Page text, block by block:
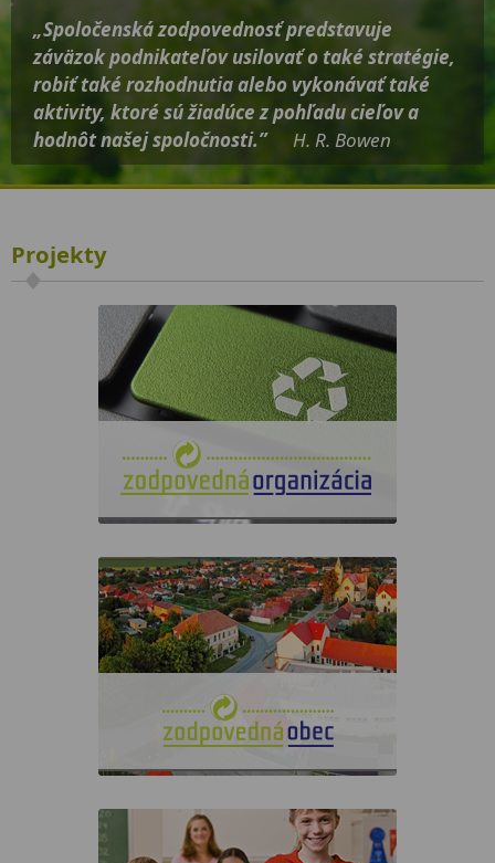
„Spoločenská zodpovednosť predstavuje
záväzok podnikateľov usilovať o také stratégie,
robiť také rozhodnutia alebo vykonávať také
aktivity, ktoré sú žiadúce z pohľadu cieľov a
hodnôt našej spoločnosti.”
H. R. Bowen
Projekty
ProjektZodpovedná organizácia
je určený firmám, ktoré majú
spoločenský záujem podieľať sa na
ochrane životného prostredia
triedením odpadu a inými
Zapojte sado projektu
a preukážte svoju zodpovednosť.
ProjektZodpovedná obec
je určený samosprávam, ktoré
majú spoločenský záujem podieľať
sa na ochrane životného
prostredia triedením odpadu a
inými aktivitami.
www.vezmisi.ma
ProjektZodpovedná škola